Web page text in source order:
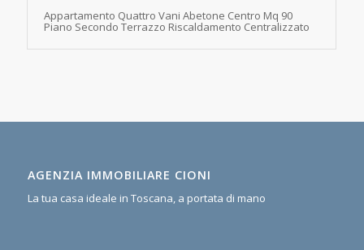
Appartamento Quattro Vani Abetone Centro Mq 90
Piano Secondo Terrazzo Riscaldamento Centralizzato
AGENZIA IMMOBILIARE CIONI
La tua casa ideale in Toscana, a portata di mano